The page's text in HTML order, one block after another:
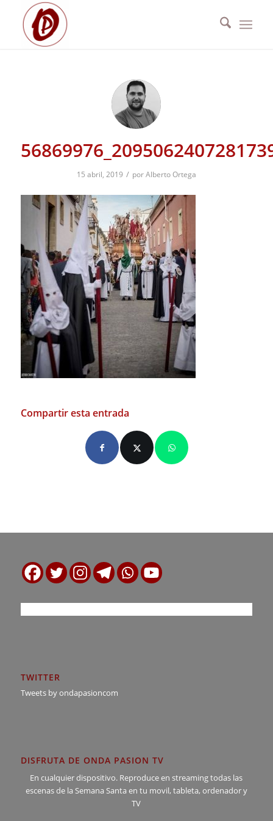
15 abril, 2019 / porAlberto Ortega
Compartir esta entrada
TWITTER
Tweets by ondapasioncom
DISFRUTA DE ONDA PASION TV
En cualquier dispositivo. Reproduce en streaming todas las
escenas de la Semana Santa en tu movil, tableta, ordenador y
TV